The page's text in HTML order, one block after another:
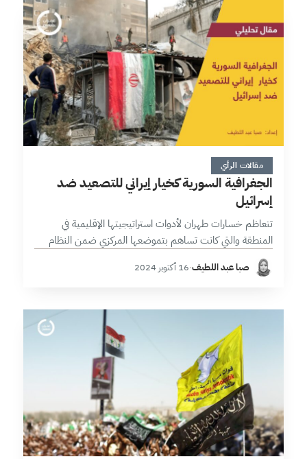
7 دقائق
مقالات الرأي
الجغرافية السورية كخيار إيراني للتصعيد ضد
إسرائيل
تتعاظم خسارات طهران لأدوات استراتيجيتها الإقليمية في
المنطقة والتي كانت تساهم بتموضعها المركزي ضمن النظام
الإقليمي، فالمواجهة غير المتكافئة في غزة المترافقة مع صمت
دولي مطبق، والضربة القاسية التي وجهتها…
صبا عبد اللطيف·16 أكتوبر 2024